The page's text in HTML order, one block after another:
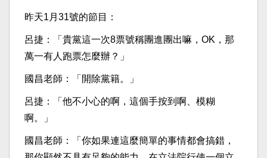
昨天1月31號的節目：
呂捷：「貴黨這一次8票號稱團進團出嘛，OK，那
萬一有人跑票怎麼辦？」
國昌老師：「開除黨籍。」
呂捷：「他不小心的啊，這個手按到啊、模糊
啊。」
國昌老師：「你如果連這麼簡單的事情都會搞錯，